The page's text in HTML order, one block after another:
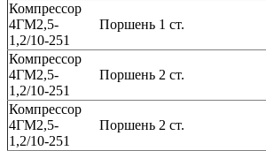
Компрессор
4ГМ2,5-
1,2/10-251
Поршень 1 ст.
Компрессор
4ГМ2,5-
1,2/10-251
Поршень 2 ст.
Компрессор
4ГМ2,5-
1,2/10-251
Поршень 2 ст.